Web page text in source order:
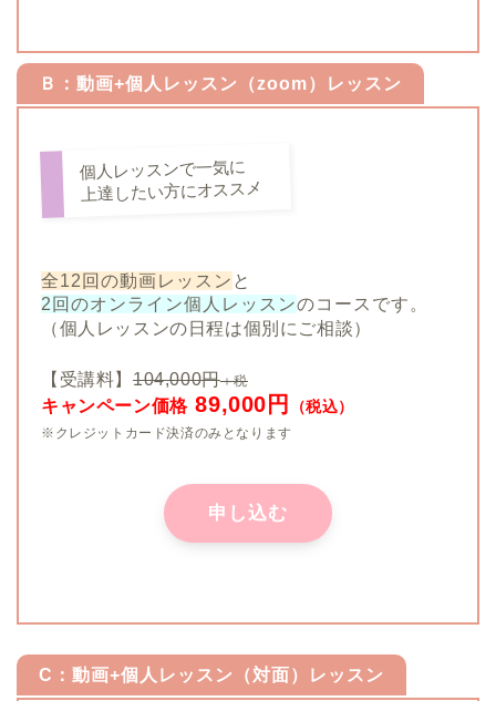
Ｂ：動画+個人レッスン（zoom）レッスン
個人レッスンで一気に
上達したい方にオススメ
全12回の動画レッスン と
2回のオンライン個人レッスンのコースです。
（個人レッスンの日程は個別にご相談）
【受講料】 104,000円＋税
キャンペーン価格89,000円 （税込）
※クレジットカード決済のみとなります
申し込む
C：動画+個人レッスン（対面）レッスン